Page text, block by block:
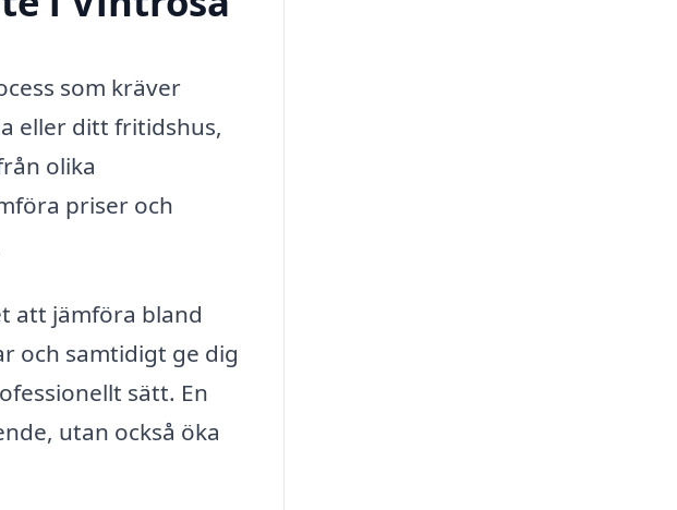
som kräver
eller ditt fritidshus,
olika
priser och
att jämföra bland
och samtidigt ge dig
sätt. En
utan också öka